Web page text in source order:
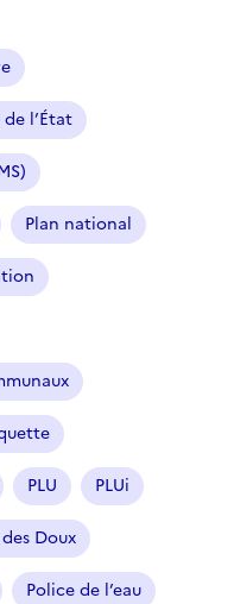
l’État
Plan national
PLU PLUi
Doux
Police de l’eau